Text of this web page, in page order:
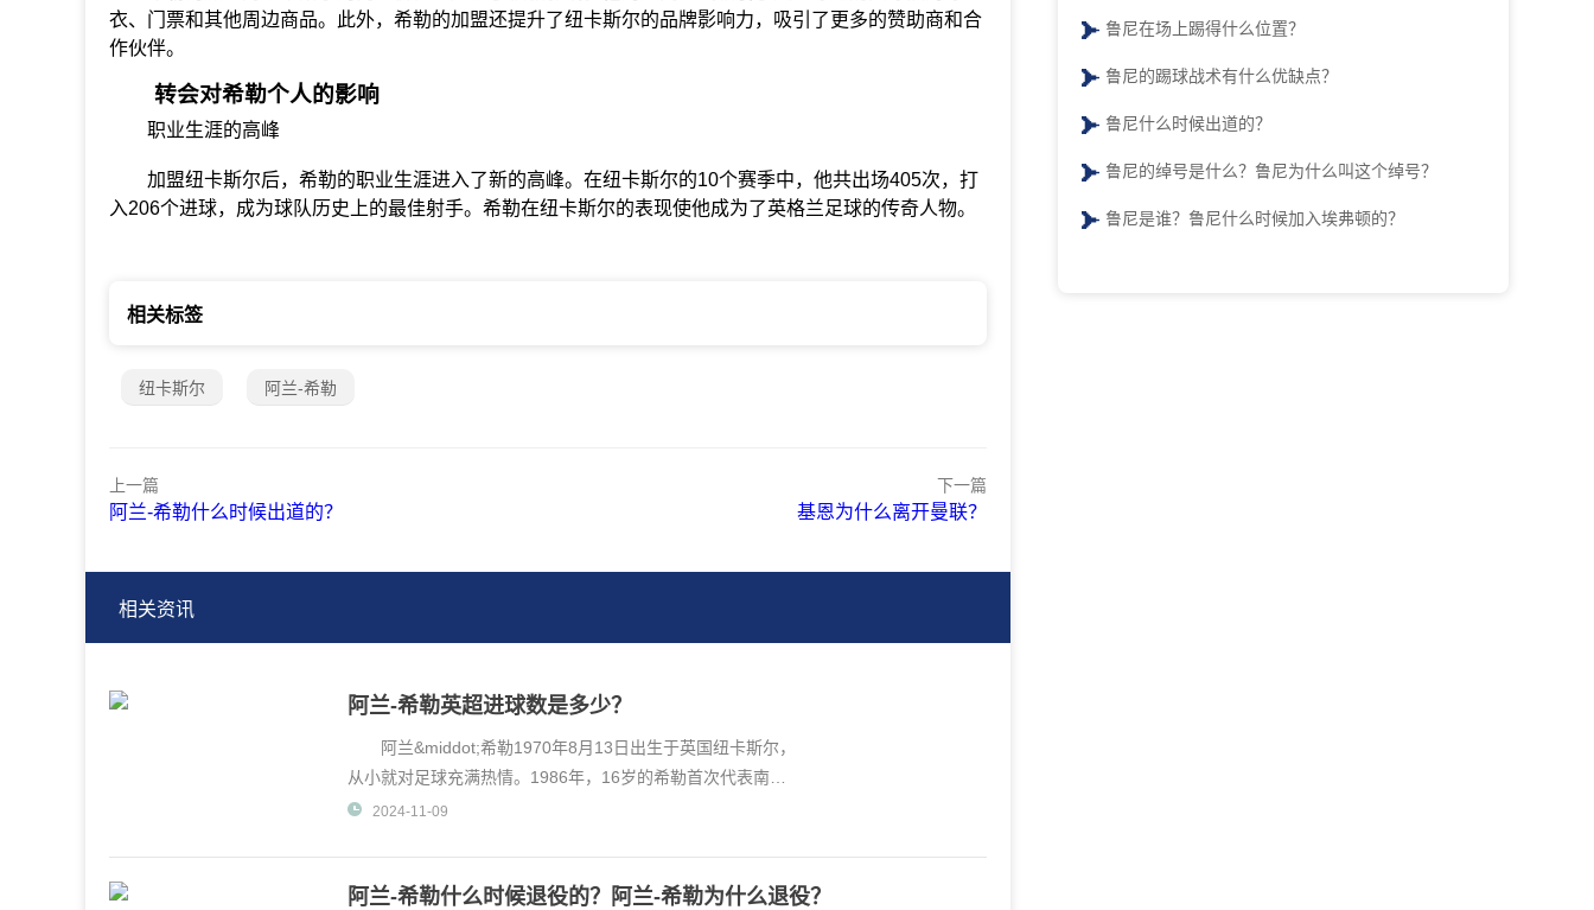
衣、门票和其他周边商品。此外，希勒的加盟还提升了纽卡斯尔的品牌影响力，吸引了更多的赞助商和合
作伙伴。
转会对希勒个人的影响
职业生涯的高峰
加盟纽卡斯尔后，希勒的职业生涯进入了新的高峰。在纽卡斯尔的10个赛季中，他共出场405次，打
入206个进球，成为球队历史上的最佳射手。希勒在纽卡斯尔的表现使他成为了英格兰足球的传奇人物。
相关标签
纽卡斯尔 阿兰-希勒
上一篇
阿兰-希勒什么时候出道的？
下一篇
基恩为什么离开曼联？
相关资讯
阿兰-希勒英超进球数是多少？
阿兰&middot;希勒1970年8月13日出生于英国纽卡斯尔，
从小就对足球充满热情。1986年，16岁的希勒首次代表南安
普顿一线队出场，开启
2024-11-09
阿兰-希勒什么时候退役的？阿兰-希勒为什么退役？
鲁尼在场上踢得什么位置？
鲁尼的踢球战术有什么优缺点？
鲁尼什么时候出道的？
鲁尼的绰号是什么？鲁尼为什么叫这个绰号？
鲁尼是谁？鲁尼什么时候加入埃弗顿的？